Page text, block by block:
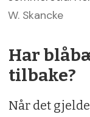
W. Skancke
Har
tilbake?
Når det